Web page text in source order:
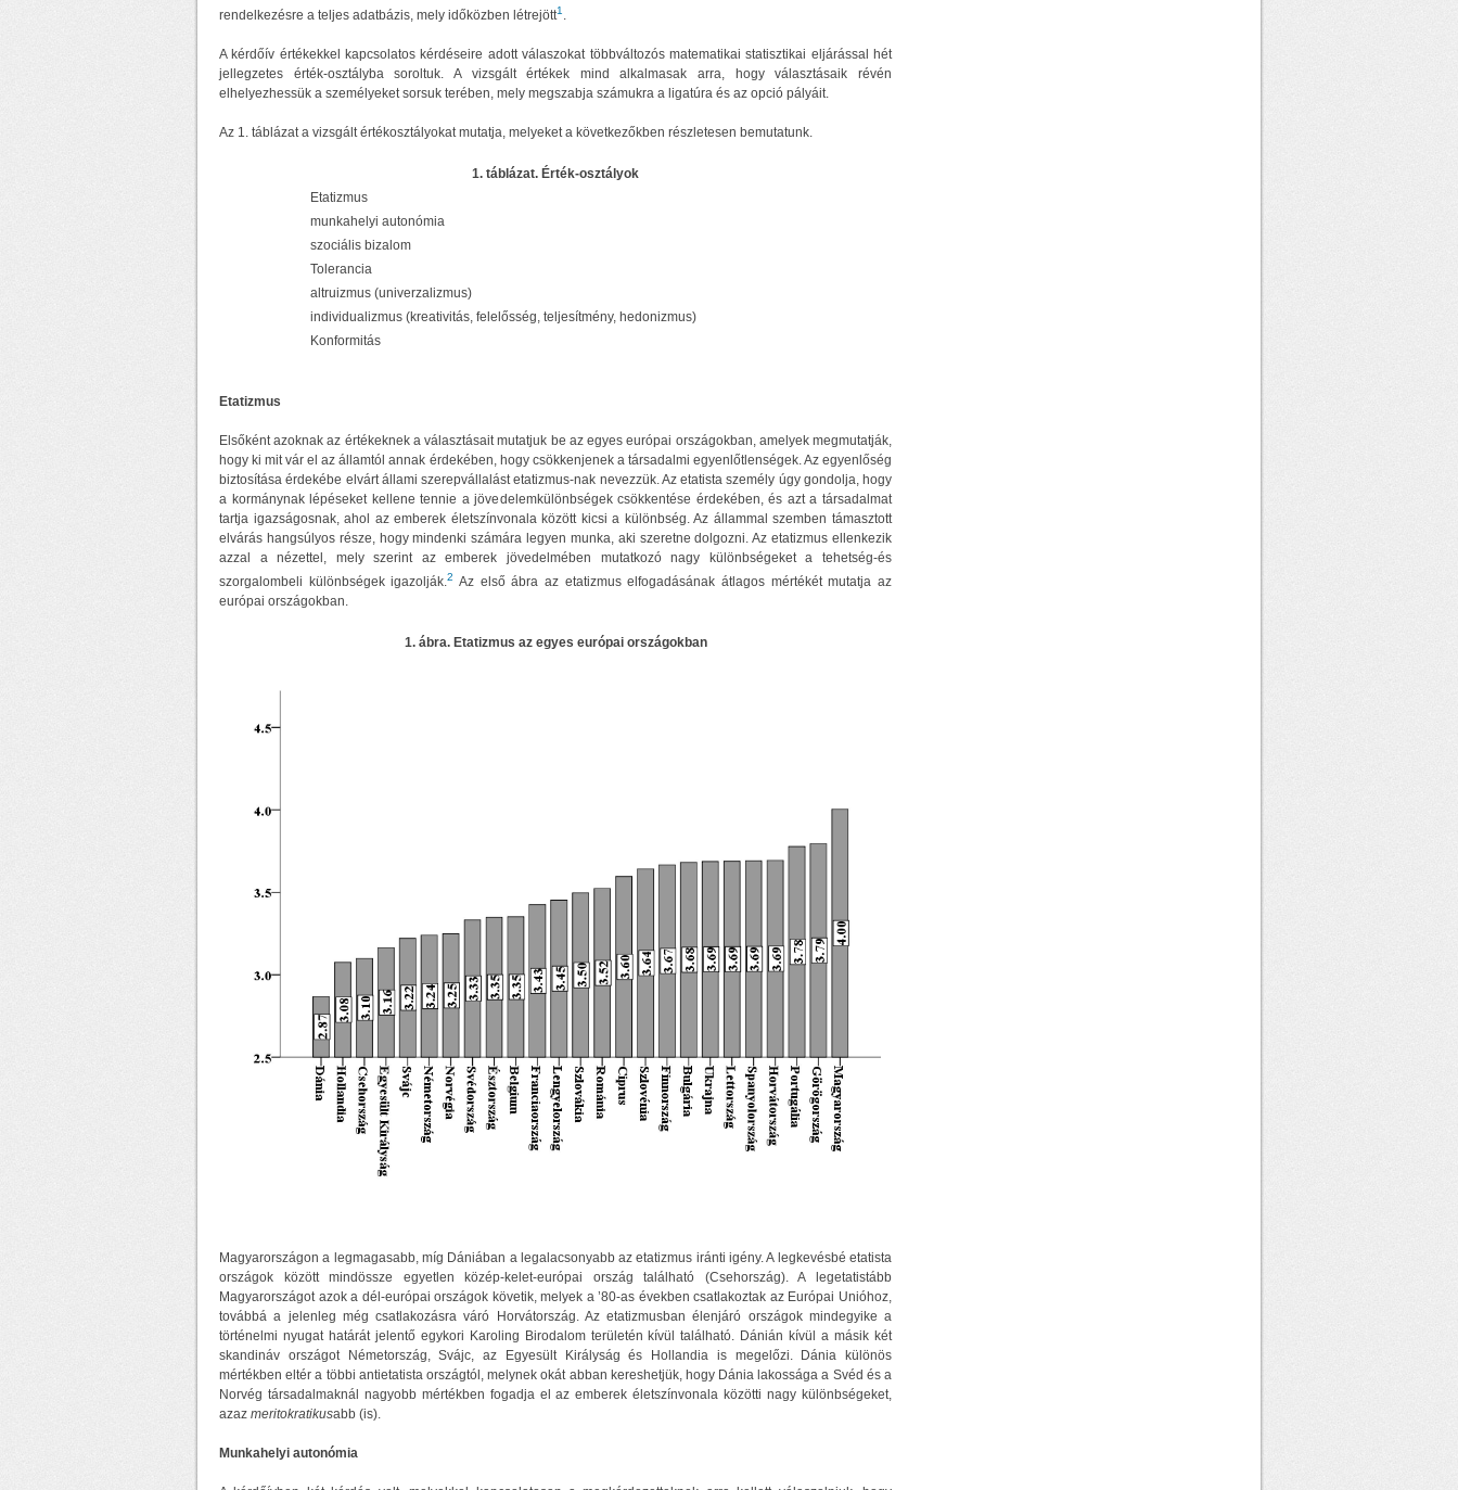
rendelkezésre a teljes adatbázis, mely időközben létrejött1 .
A kérdőív értékekkel kapcsolatos kérdéseire adott válaszokat többváltozós matematikai statisztikai eljárással hét
jellegzetes érték-osztályba soroltuk. A vizsgált értékek mind alkalmasak arra, hogy választásaik révén
elhelyezhessük a személyeket sorsuk terében, mely megszabja számukra a ligatúra és az opció pályáit.
Az 1. táblázat a vizsgált értékosztályokat mutatja, melyeket a következőkben részletesen bemutatunk.
1. táblázat. Érték-osztályok
Etatizmus
munkahelyi autonómia
szociális bizalom
Tolerancia
altruizmus (univerzalizmus)
individualizmus (kreativitás, felelősség, teljesítmény, hedonizmus)
Konformitás
Etatizmus
Elsőként azoknak az értékeknek a választásait mutatjuk be az egyes európai országokban, amelyek megmutatják,
hogy ki mit vár el az államtól annak érdekében, hogy csökkenjenek a társadalmi egyenlőtlenségek. Az egyenlőség
biztosítása érdekébe elvárt állami szerepvállalást etatizmus-nak nevezzük. Az etatista személy úgy gondolja, hogy
a kormánynak lépéseket kellene tennie a jövedelemkülönbségek csökkentése érdekében, és azt a társadalmat
tartja igazságosnak, ahol az emberek életszínvonala között kicsi a különbség. Az állammal szemben támasztott
elvárás hangsúlyos része, hogy mindenki számára legyen munka, aki szeretne dolgozni. Az etatizmus ellenkezik
azzal a nézettel, mely szerint az emberek jövedelmében mutatkozó nagy különbségeket a tehetség-és
szorgalombeli különbségek igazolják.2 Az első ábra az etatizmus elfogadásának átlagos mértékét mutatja az
európai országokban.
1. ábra. Etatizmus az egyes európai országokban
Magyarországon a legmagasabb, míg Dániában a legalacsonyabb az etatizmus iránti igény. A legkevésbé etatista
országok között mindössze egyetlen közép-kelet-európai ország található (Csehország). A legetatistább
Magyarországot azok a dél-európai országok követik, melyek a ’80-as években csatlakoztak az Európai Unióhoz,
továbbá a jelenleg még csatlakozásra váró Horvátország. Az etatizmusban élenjáró országok mindegyike a
történelmi nyugat határát jelentő egykori Karoling Birodalom területén kívül található. Dánián kívül a másik két
skandináv országot Németország, Svájc, az Egyesült Királyság és Hollandia is megelőzi. Dánia különös
mértékben eltér a többi antietatista országtól, melynek okát abban kereshetjük, hogy Dánia lakossága a Svéd és a
Norvég társadalmaknál nagyobb mértékben fogadja el az emberek életszínvonala közötti nagy különbségeket,
azaz meritokratikusabb (is).
Munkahelyi autonómia